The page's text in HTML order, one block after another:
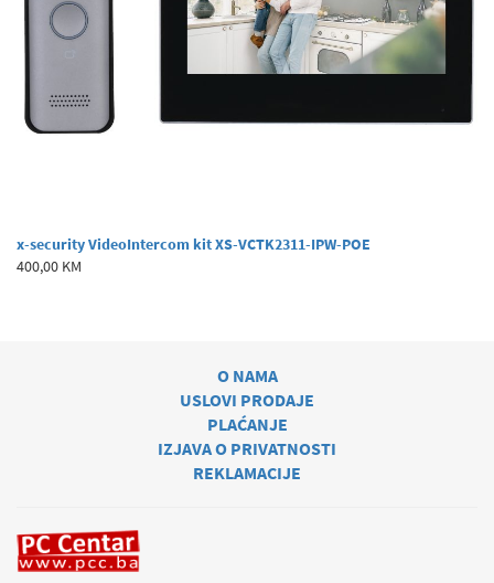
x-security VideoIntercom kit XS-VCTK2311-IPW-POE
400,00 KM
O NAMA
USLOVI PRODAJE
PLAĆANJE
IZJAVA O PRIVATNOSTI
REKLAMACIJE